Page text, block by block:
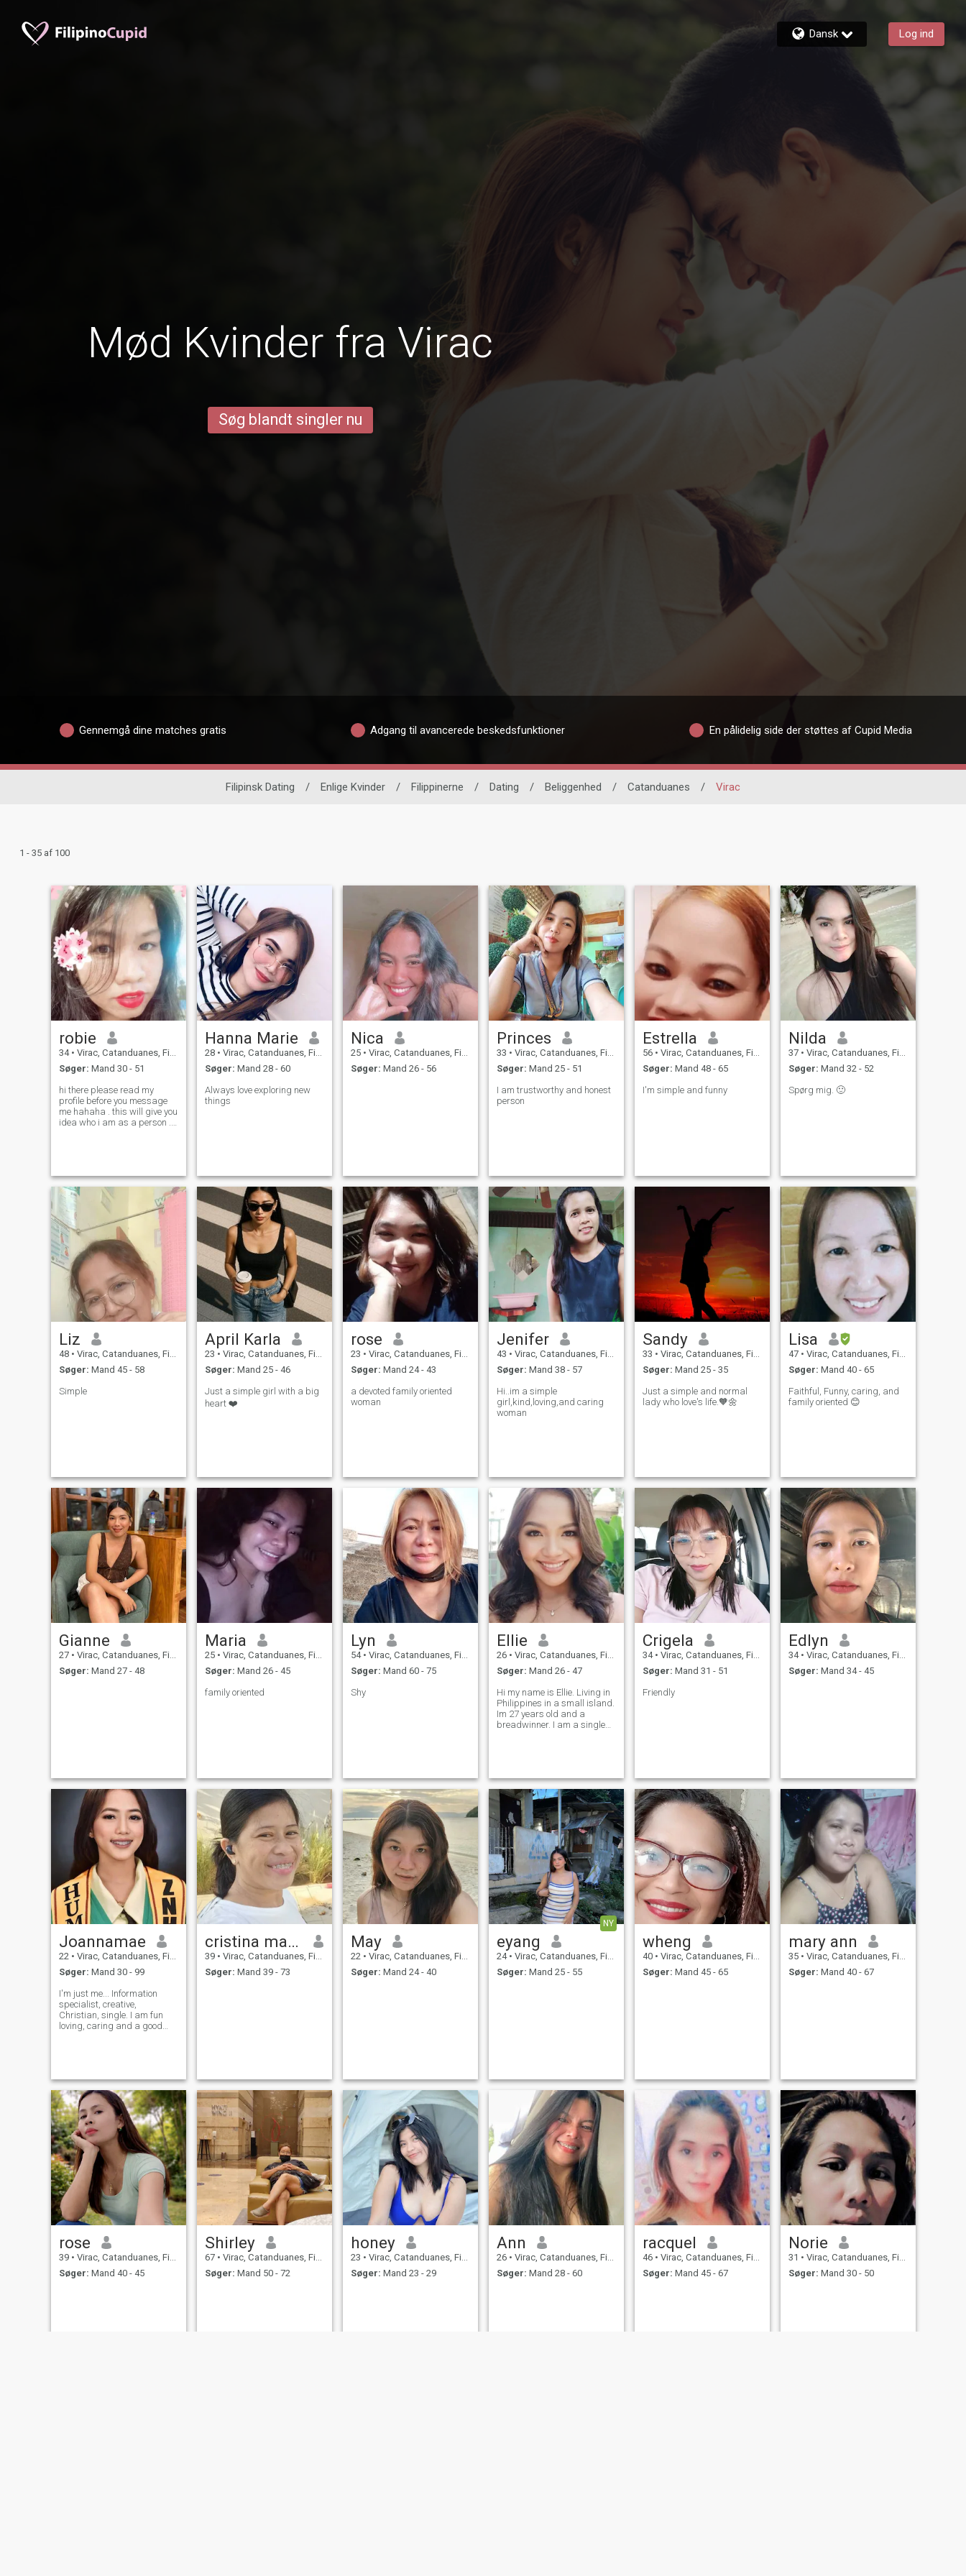
Dansk Log ind
Mød Kvinder fra Virac
Søg blandt singler nu
Gennemgå dine matches gratis Adgang til avancerede beskedsfunktioner En pålidelig side der støttes af Cupid Media
Filipinsk Dating / Enlige Kvinder / Filippinerne / Dating / Beliggenhed / Catanduanes / Virac
1 - 35 af 100
robie
34 • Virac, Catanduanes, Filippinerne
Søger: Mand 30 - 51
hi there please read my
profile before you message
me hahaha . this will give you
idea who i am as a person ..
be comfortable to be myse
Hanna Marie
28 • Virac, Catanduanes, Filippinerne
Søger: Mand 28 - 60
Always love exploring new
things
Nica
25 • Virac, Catanduanes, Filippinerne
Søger: Mand 26 - 56
Princes
33 • Virac, Catanduanes, Filippinerne
Søger: Mand 25 - 51
I am trustworthy and honest
person
Estrella
56 • Virac, Catanduanes, Filippinerne
Søger: Mand 48 - 65
I'm simple and funny
Nilda
37 • Virac, Catanduanes, Filippinerne
Søger: Mand 32 - 52
Spørg mig. 🙂
Liz
48 • Virac, Catanduanes, Filippinerne
Søger: Mand 45 - 58
Simple
April Karla
23 • Virac, Catanduanes, Filippinerne
Søger: Mand 25 - 46
Just a simple girl with a big
heart ❤️
rose
23 • Virac, Catanduanes, Filippinerne
Søger: Mand 24 - 43
a devoted family oriented
woman
Jenifer
43 • Virac, Catanduanes, Filippinerne
Søger: Mand 38 - 57
Hi..im a simple
girl,kind,loving,and caring
woman
Sandy
33 • Virac, Catanduanes, Filippinerne
Søger: Mand 25 - 35
Just a simple and normal
lady who love's life.🧡🌼
Lisa
47 • Virac, Catanduanes, Filippinerne
Søger: Mand 40 - 65
Faithful, Funny, caring, and
family oriented 😊
Gianne
27 • Virac, Catanduanes, Filippinerne
Søger: Mand 27 - 48
Maria
25 • Virac, Catanduanes, Filippinerne
Søger: Mand 26 - 45
family oriented
Lyn
54 • Virac, Catanduanes, Filippinerne
Søger: Mand 60 - 75
Shy
Ellie
26 • Virac, Catanduanes, Filippinerne
Søger: Mand 26 - 47
Hi my name is Ellie. Living in
Philippines in a small island.
Im 27 years old and a
breadwinner. I am a single
my thing. Im lookin
Crigela
34 • Virac, Catanduanes, Filippinerne
Søger: Mand 31 - 51
Friendly
Edlyn
34 • Virac, Catanduanes, Filippinerne
Søger: Mand 34 - 45
Joannamae
22 • Virac, Catanduanes, Filippinerne
Søger: Mand 30 - 99
I'm just me... Information
specialist, creative,
Christian, single. I am fun
loving, caring and a good
cristina marie
39 • Virac, Catanduanes, Filippinerne
Søger: Mand 39 - 73
May
22 • Virac, Catanduanes, Filippinerne
Søger: Mand 24 - 40
NY
eyang
24 • Virac, Catanduanes, Filippinerne
Søger: Mand 25 - 55
wheng
40 • Virac, Catanduanes, Filippinerne
Søger: Mand 45 - 65
mary ann
35 • Virac, Catanduanes, Filippinerne
Søger: Mand 40 - 67
rose
39 • Virac, Catanduanes, Filippinerne
Søger: Mand 40 - 45
Shirley
67 • Virac, Catanduanes, Filippinerne
Søger: Mand 50 - 72
honey
23 • Virac, Catanduanes, Filippinerne
Søger: Mand 23 - 29
Ann
26 • Virac, Catanduanes, Filippinerne
Søger: Mand 28 - 60
racquel
46 • Virac, Catanduanes, Filippinerne
Søger: Mand 45 - 67
Norie
31 • Virac, Catanduanes, Filippinerne
Søger: Mand 30 - 50